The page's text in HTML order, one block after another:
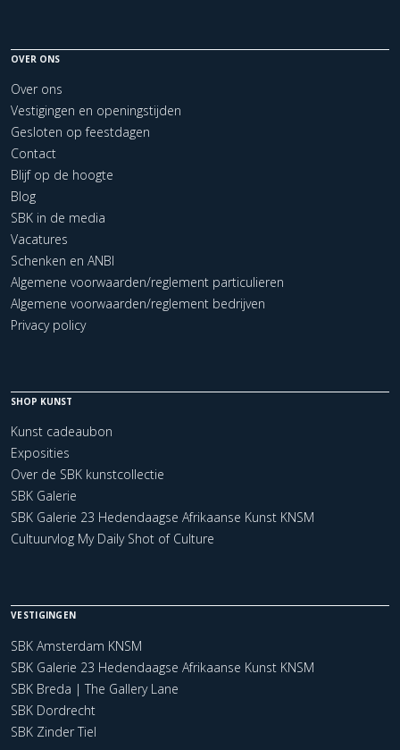
OVER ONS
Over ons
Vestigingen en openingstijden
Gesloten op feestdagen
Contact
Blijf op de hoogte
Blog
SBK in de media
Vacatures
Schenken en ANBI
Algemene voorwaarden/reglement particulieren
Algemene voorwaarden/reglement bedrijven
Privacy policy
SHOP KUNST
Kunst cadeaubon
Exposities
Over de SBK kunstcollectie
SBK Galerie
SBK Galerie 23 Hedendaagse Afrikaanse Kunst KNSM
Cultuurvlog My Daily Shot of Culture
VESTIGINGEN
SBK Amsterdam KNSM
SBK Galerie 23 Hedendaagse Afrikaanse Kunst KNSM
SBK Breda | The Gallery Lane
SBK Dordrecht
SBK Zinder Tiel